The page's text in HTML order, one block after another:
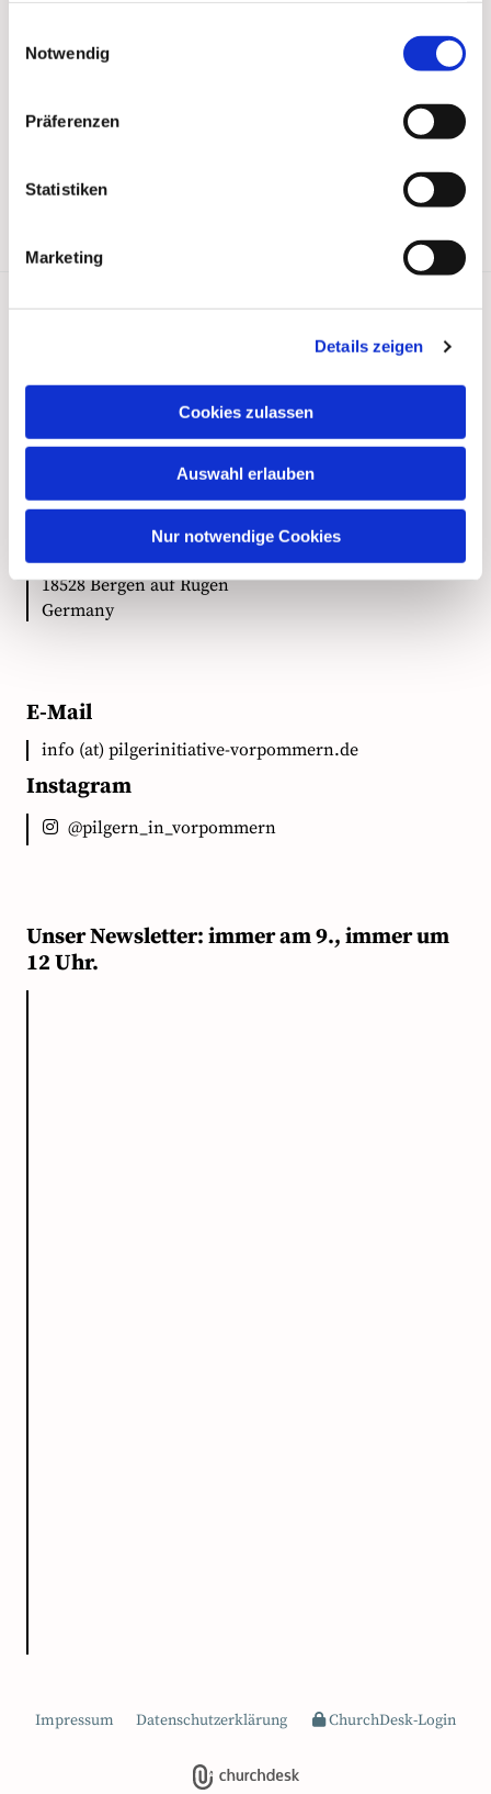
Notwendig
Präferenzen
Statistiken
Marketing
Details zeigen
Cookies zulassen
Auswahl erlauben
Nur notwendige Cookies
Kontakt
18528 Bergen auf Rügen
Germany
E-Mail
info (at) pilgerinitiative-vorpommern.de
Instagram
@pilgern_in_vorpommern
Unser Newsletter: immer am 9., immer um
12 Uhr.
Impressum Datenschutzerklärung ChurchDesk-Login